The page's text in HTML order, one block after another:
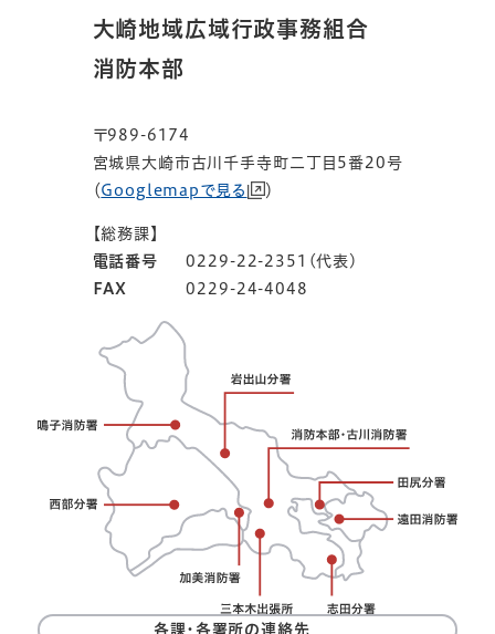
大崎地域広域行政事務組合
消防本部
〒989-6174
宮城県大崎市古川千手寺町二丁目5番20号
（ Googlemapで見る ）
【総務課】
電話番号
0229-22-2351(代表)
FAX
0229-24-4048
各課・各署所の連絡先